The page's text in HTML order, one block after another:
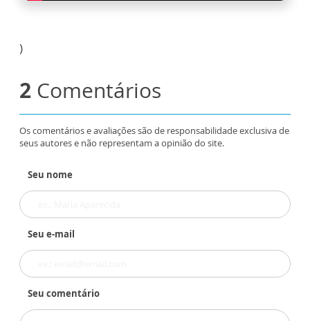
)
2 Comentários
Os comentários e avaliações são de responsabilidade exclusiva de
seus autores e não representam a opinião do site.
Seu nome
Seu e-mail
Seu comentário